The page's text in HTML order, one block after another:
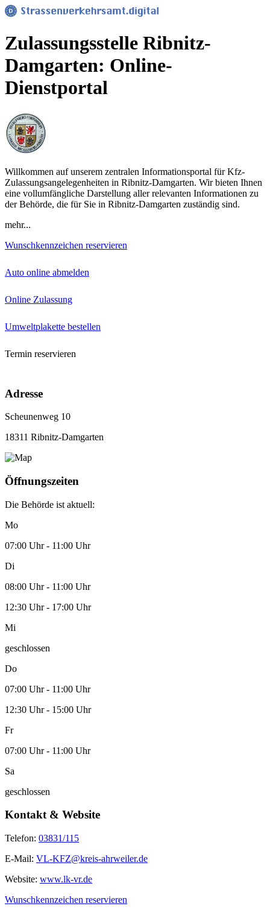
Zulassungsstelle Ribnitz-
Damgarten: Online-
Dienstportal
Willkommen auf unserem zentralen Informationsportal für Kfz-
Zulassungsangelegenheiten in Ribnitz-Damgarten. Wir bieten Ihnen
eine vollumfängliche Darstellung aller relevanten Informationen zu
der Behörde, die für Sie in Ribnitz-Damgarten zuständig sind.
mehr...
Wunschkennzeichen reservieren
Auto online abmelden
Online Zulassung
Umweltplakette bestellen
Termin reservieren
Adresse
Scheunenweg 10
18311 Ribnitz-Damgarten
Öffnungszeiten
Die Behörde ist aktuell:
Mo
07:00 Uhr - 11:00 Uhr
Di
08:00 Uhr - 11:00 Uhr
12:30 Uhr - 17:00 Uhr
Mi
geschlossen
Do
07:00 Uhr - 11:00 Uhr
12:30 Uhr - 15:00 Uhr
Fr
07:00 Uhr - 11:00 Uhr
Sa
geschlossen
Kontakt & Website
Telefon: 03831/115
E-Mail: VL-KFZ@kreis-ahrweiler.de
Website: www.lk-vr.de
Wunschkennzeichen reservieren